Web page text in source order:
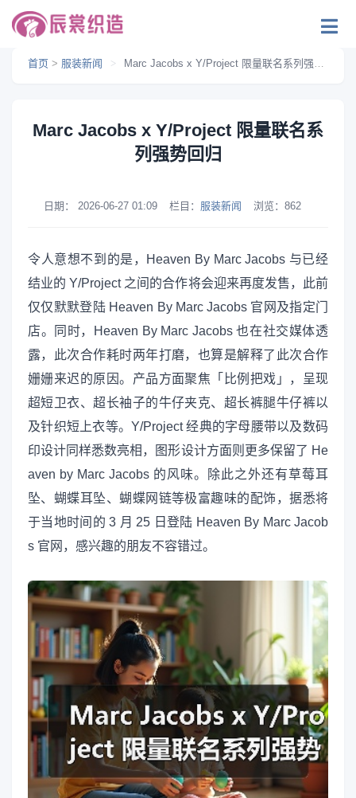
首页 > 服装新闻 > Marc Jacobs x Y/Project 限量联名系列强势回归
Marc Jacobs x Y/Project 限量联名系
列强势回归
日期： 2026-06-27 01:09 栏目： 服装新闻 浏览： 862
令人意想不到的是，Heaven By Marc Jacobs 与已经
结业的 Y/Project 之间的合作将会迎来再度发售，此前
仅仅默默登陆 Heaven By Marc Jacobs 官网及指定门
店。同时，Heaven By Marc Jacobs 也在社交媒体透
露，此次合作耗时两年打磨，也算是解释了此次合作
姗姗来迟的原因。产品方面聚焦「比例把戏」，呈现
超短卫衣、超长袖子的牛仔夹克、超长裤腿牛仔裤以
及针织短上衣等。Y/Project 经典的字母腰带以及数码
印设计同样悉数亮相，图形设计方面则更多保留了 He
aven by Marc Jacobs 的风味。除此之外还有草莓耳
坠、蝴蝶耳坠、蝴蝶网链等极富趣味的配饰，据悉将
于当地时间的 3 月 25 日登陆 Heaven By Marc Jacob
s 官网，感兴趣的朋友不容错过。